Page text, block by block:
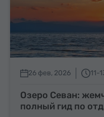
26 фев, 2026 11-
Озеро Севан:
полный гид по